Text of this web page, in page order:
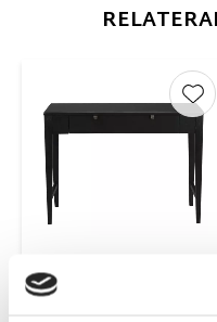
Avlastningsbord